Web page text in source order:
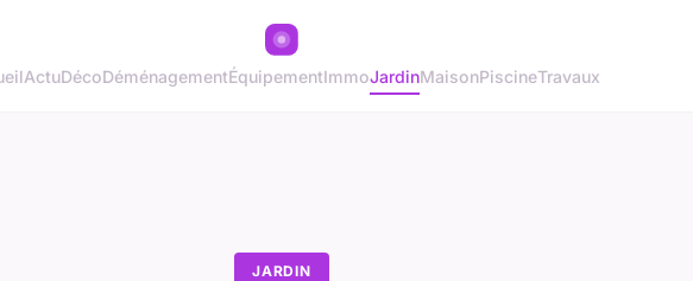
ActuDécoDéménagementÉquipementImmoJardinMaisonPiscineTravaux
JARDIN